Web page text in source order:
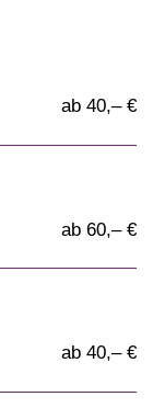
ab 40,– €
ab 60,– €
ab 40,– €